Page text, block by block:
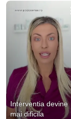
Interventia devine
mai dificila